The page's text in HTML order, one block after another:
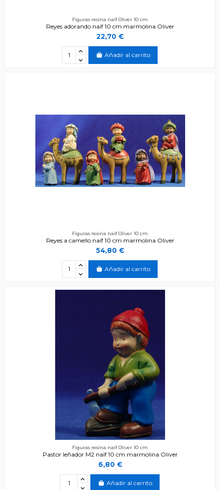
Figuras resina naïf Oliver 10 cm
Reyes adorando naïf 10 cm marmolina Oliver
22,70 €
Añadir al carrito
Figuras resina naïf Oliver 10 cm
Reyes a camello naïf 10 cm marmolina Oliver
54,80 €
Añadir al carrito
Figuras resina naïf Oliver 10 cm
Pastor leñador M2 naïf 10 cm marmolina Oliver
6,80 €
Añadir al carrito